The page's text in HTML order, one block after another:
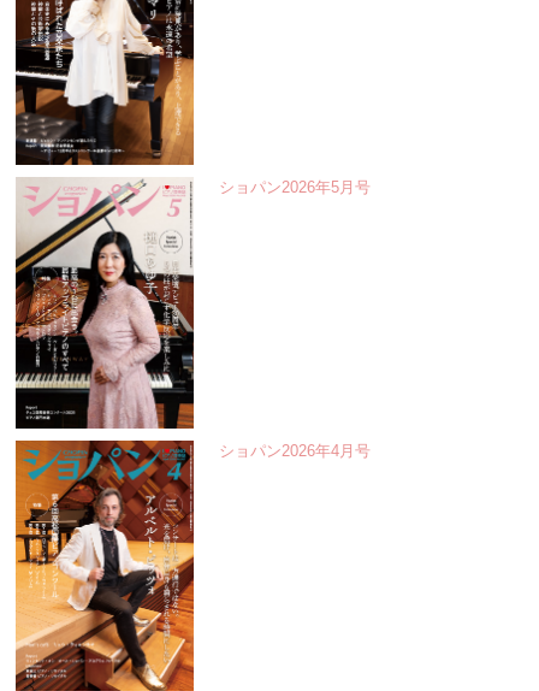
ショパン2026年5月号
ショパン2026年4月号